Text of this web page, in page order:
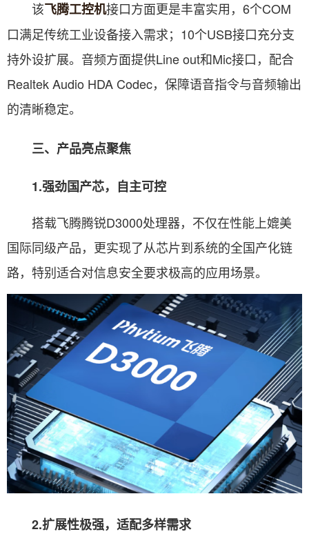
该飞腾工控机接口方面更是丰富实用，6个COM
口满足传统工业设备接入需求；10个USB接口充分支
持外设扩展。音频方面提供Line out和Mic接口，配合
Realtek Audio HDA Codec，保障语音指令与音频输出
的清晰稳定。
三、产品亮点聚焦
1.强劲国产芯，自主可控
搭载飞腾腾锐D3000处理器，不仅在性能上媲美
国际同级产品，更实现了从芯片到系统的全国产化链
路，特别适合对信息安全要求极高的应用场景。
2.扩展性极强，适配多样需求